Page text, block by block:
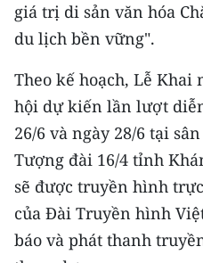
giá trị di sản văn hóa
du lịch bền vững".
Theo kế hoạch, Lễ Khai
hội dự kiến lần lượt
26/6 và ngày 28/6 tại
Tượng đài 16/4 tỉnh
sẽ được truyền hình
của Đài Truyền hình
báo và phát thanh